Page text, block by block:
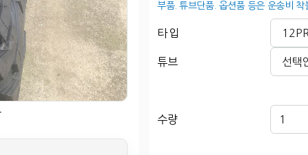
부품. 튜브단품. 옵션품 등은 운송비 착
타 입
튜브
수량